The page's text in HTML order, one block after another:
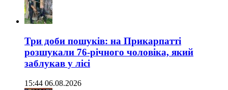
Три доби пошуків: на Прикарпатті
розшукали 76-річного чоловіка, який
заблукав у лісі
15:44 06.08.2026